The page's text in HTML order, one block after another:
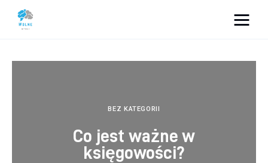
Dom i ogród
BEZ KATEGORII
Co jest ważne w
księgowości?